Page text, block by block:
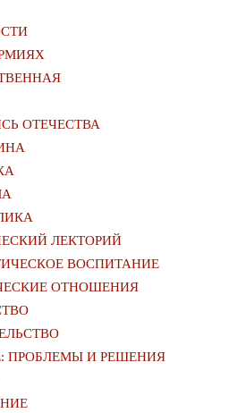
ОТЕЧЕСТВА
ЛЕКТОРИЙ
ВОСПИТАНИЕ
ОТНОШЕНИЯ
ПРОБЛЕМЫ И РЕШЕНИЯ